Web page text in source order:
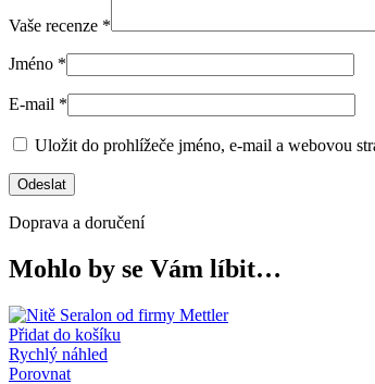
Vaše recenze *
Jméno *
E-mail *
Uložit do prohlížeče jméno, e-mail a webovou
Doprava a doručení
Mohlo by se Vám líbit…
Přidat do košíku
Rychlý náhled
Porovnat